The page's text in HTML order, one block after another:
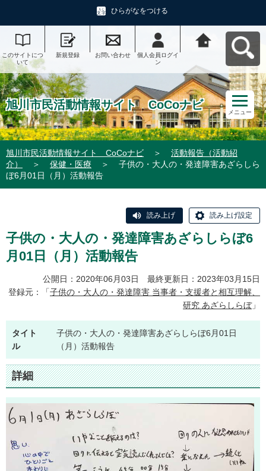
ひらがなをつける
このサイトにつ
いて
新規登録 お問い合わせ
個人会員ログイ
ン
ナビへ戻る
旭川市民活動情報サイト CoCoナビ
メニュー
旭川市民活動情報サイト CoCoナビ ＞
活動報告（活動紹
介）
＞ 保健・医療 ＞
子供の・大人の・発達障害あざらしら
ぼ6月01日（月）活動報告
読み上げ 読み上げ設定
子供の・大人の・発達障害あざらしらぼ6
月01日（月）活動報告
公開日：2020年06月03日 最終更新日：2023年03月15日
登録元：「子供の・大人の・発達障害 当事者・支援者と相互理解、
研究 あざらしらぼ」
タイト
ル
子供の・大人の・発達障害あざらしらぼ6月01日
（月）活動報告
詳細